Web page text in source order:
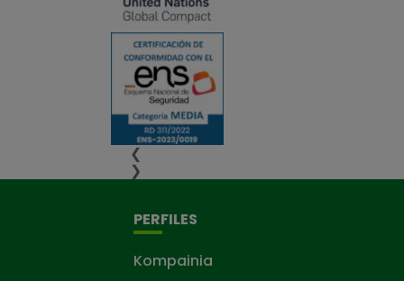
❮
❯
PERFILES
Kompainia